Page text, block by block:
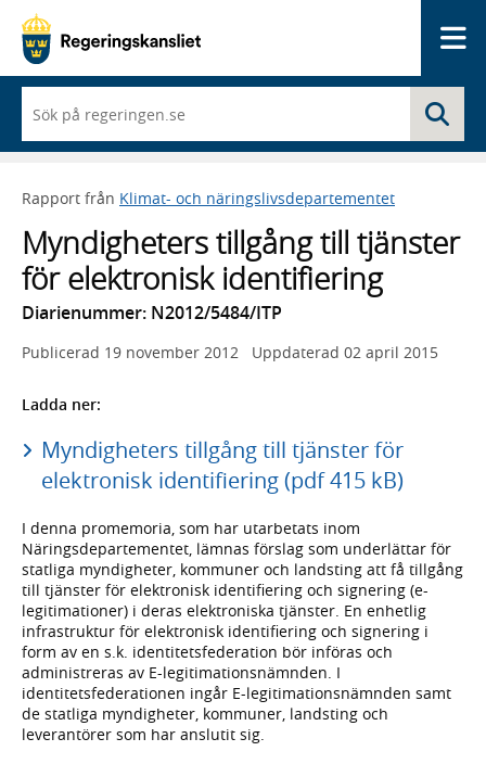
du
börjar
skriva
framträder
lista
med
sökförslag
Rapport från Klimat- och näringslivsdepartementet
Myndigheters tillgång till tjänster
för elektronisk identifiering
Diarienummer: N2012/5484/ITP
Publicerad 19 november 2012 Uppdaterad 02 april 2015
Ladda ner:
Myndigheters tillgång till tjänster för
elektronisk identifiering (pdf 415 kB)
I denna promemoria, som har utarbetats inom
Näringsdepartementet, lämnas förslag som underlättar för
statliga myndigheter, kommuner och landsting att få tillgång
till tjänster för elektronisk identifiering och signering (e-
legitimationer) i deras elektroniska tjänster. En enhetlig
infrastruktur för elektronisk identifiering och signering i
form av en s.k. identitetsfederation bör införas och
administreras av E-legitimationsnämnden. I
identitetsfederationen ingår E-legitimationsnämnden samt
de statliga myndigheter, kommuner, landsting och
leverantörer som har anslutit sig.